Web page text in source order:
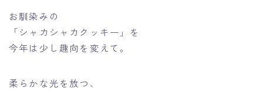
お馴染みの
「シャカシャカクッキー」を
今年は少し趣向を変えて。
柔らかな光を放つ、